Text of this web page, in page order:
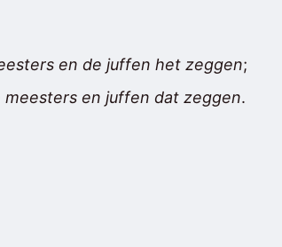
en de juffen het zeggen;
meesters en juffen dat zeggen.